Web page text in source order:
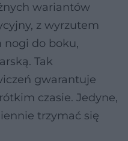
wariantów
z wyrzutem
nogi do boku,
Tak
gwarantuje
czasie. Jedyne,
trzymać się